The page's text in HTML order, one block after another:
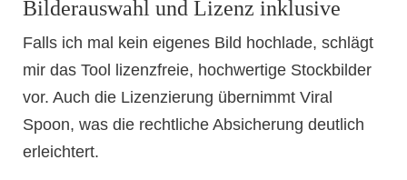
Bilderauswahl und Lizenz inklusive
Falls ich mal kein eigenes Bild hochlade, schlägt
mir das Tool lizenzfreie, hochwertige Stockbilder
vor. Auch die Lizenzierung übernimmt Viral
Spoon, was die rechtliche Absicherung deutlich
erleichtert.